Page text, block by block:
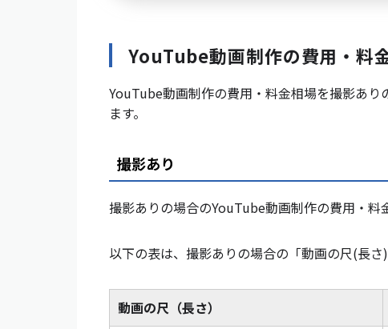
YouTube動画制作の費用・料
YouTube動画制作の費用・料金相場を撮影あ
ます。
撮影あり
撮影ありの場合のYouTube動画制作の費用・料
以下の表は、撮影ありの場合の「動画の尺(長さ
動画の尺（長さ）